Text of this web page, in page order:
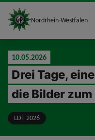
site_logo
Nordrhein-Westfalen
10.05.2026
Drei Tage,
die Bilder
LDT 2026